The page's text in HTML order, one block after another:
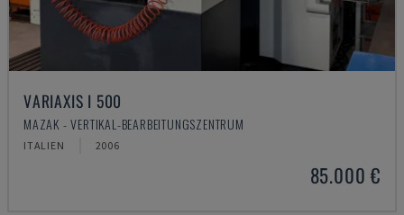
VARIAXIS I 500
MAZAK - VERTIKAL-BEARBEITUNGSZENTRUM
ITALIEN 2006
85.000 €